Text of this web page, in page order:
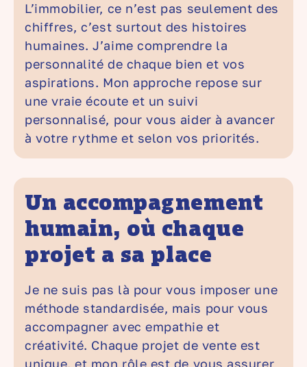
L’immobilier, ce n’est pas seulement des
chiffres, c’est surtout des histoires
humaines. J’aime comprendre la
personnalité de chaque bien et vos
aspirations. Mon approche repose sur
une vraie écoute et un suivi
personnalisé, pour vous aider à avancer
à votre rythme et selon vos priorités.
Un accompagnement
humain, où chaque
projet a sa place
Je ne suis pas là pour vous imposer une
méthode standardisée, mais pour vous
accompagner avec empathie et
créativité. Chaque projet de vente est
unique, et mon rôle est de vous assurer